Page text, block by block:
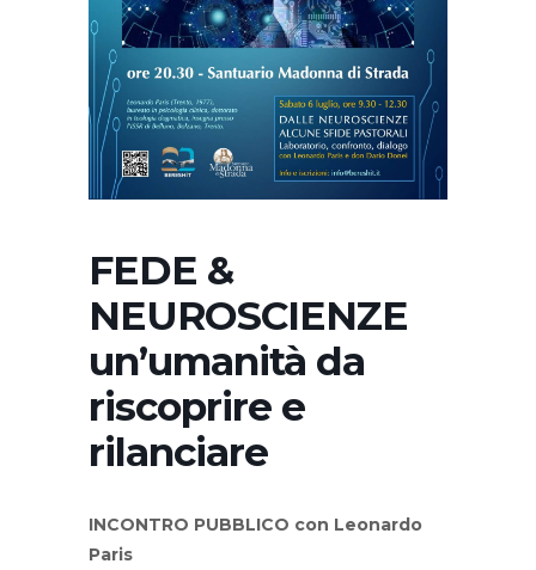
FEDE &
NEUROSCIENZE
un’umanità da
riscoprire e
rilanciare
INCONTRO PUBBLICO con Leonardo
Paris